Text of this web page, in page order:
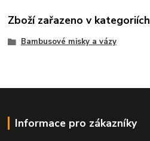
Zboží zařazeno v kategoriích
Bambusové misky a vázy
Informace pro zákazníky